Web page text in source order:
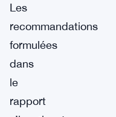
Les
recommandations
formulées
dans
le
rapport